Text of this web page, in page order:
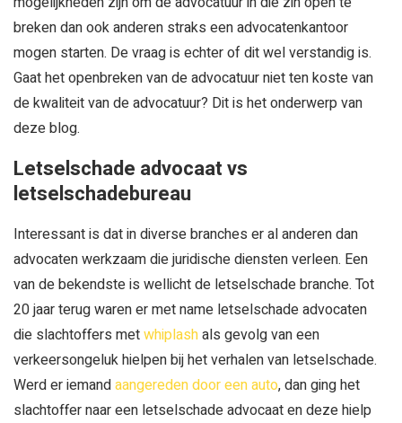
breken dan ook anderen straks een advocatenkantoor
mogen starten. De vraag is echter of dit wel verstandig is.
Gaat het openbreken van de advocatuur niet ten koste van
de kwaliteit van de advocatuur? Dit is het onderwerp van
deze blog.
Letselschade advocaat vs
letselschadebureau
Interessant is dat in diverse branches er al anderen dan
advocaten werkzaam die juridische diensten verleen. Een
van de bekendste is wellicht de letselschade branche. Tot
20 jaar terug waren er met name letselschade advocaten
die slachtoffers metwhiplashals gevolg van een
verkeersongeluk hielpen bij het verhalen van letselschade.
Werd er iemandaangereden door een auto, dan ging het
slachtoffer naar een letselschade advocaat en deze hielp